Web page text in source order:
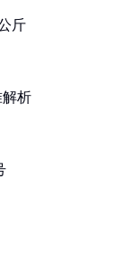
斤
解析